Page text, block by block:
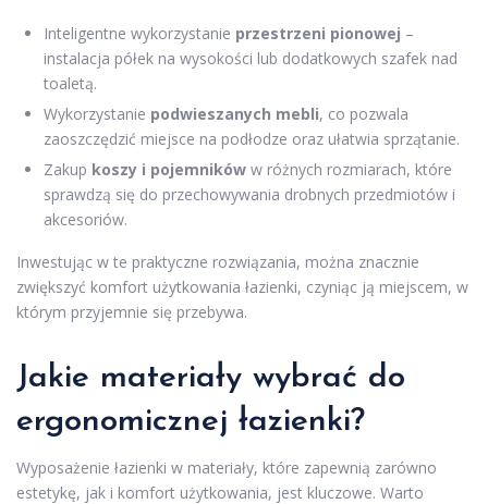
Inteligentne wykorzystanie przestrzeni pionowej –
instalacja półek na wysokości lub dodatkowych szafek nad
toaletą.
Wykorzystanie podwieszanych mebli, co pozwala
zaoszczędzić miejsce na podłodze oraz ułatwia sprzątanie.
Zakup koszy i pojemników w różnych rozmiarach, które
sprawdzą się do przechowywania drobnych przedmiotów i
akcesoriów.
Inwestując w te praktyczne rozwiązania, można znacznie
zwiększyć komfort użytkowania łazienki, czyniąc ją miejscem, w
którym przyjemnie się przebywa.
Jakie materiały wybrać do
ergonomicznej łazienki?
Wyposażenie łazienki w materiały, które zapewnią zarówno
estetykę, jak i komfort użytkowania, jest kluczowe. Warto